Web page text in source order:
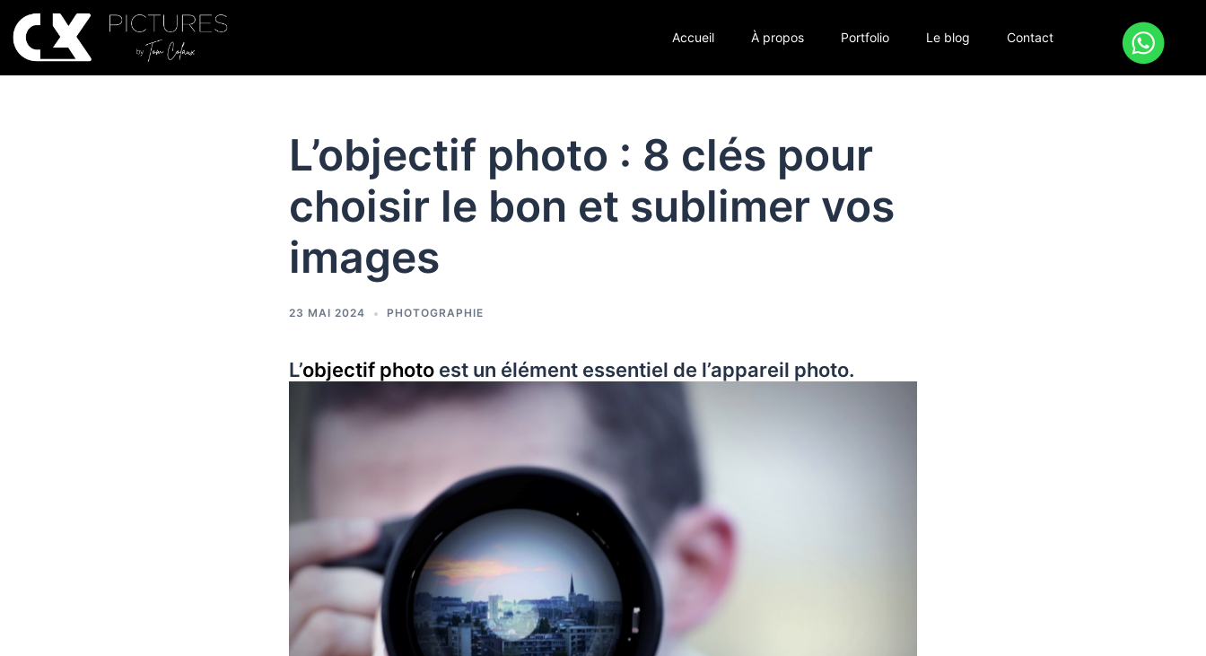
Accueil À propos Portfolio Le blog Contact
L’objectif photo : 8 clés pour
choisir le bon et sublimer vos
images
23 MAI 2024 PHOTOGRAPHIE
L’objectif photo est un élément essentiel de l’appareil photo.